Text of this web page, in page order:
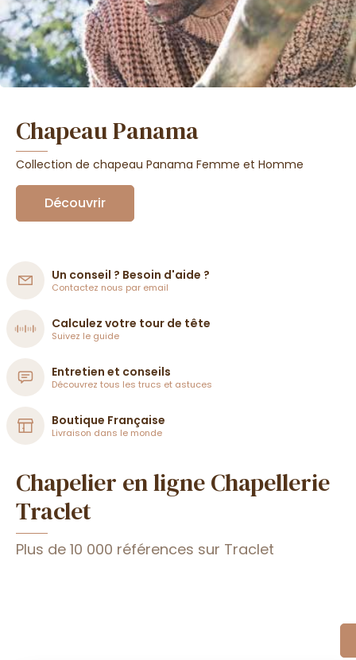
Chapeau Panama
Collection de chapeau Panama Femme et Homme
Découvrir
Un conseil ? Besoin d'aide ?
Contactez nous par email
Calculez votre tour de tête
Suivez le guide
Entretien et conseils
Découvrez tous les trucs et astuces
Boutique Française
Livraison dans le monde
Chapelier en ligne Chapellerie
Traclet
Plus de 10 000 références sur Traclet